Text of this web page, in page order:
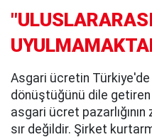
Asgari ücretin
dönüştüğünü dile getiren
asgari ücret
sır değildir. Şirket